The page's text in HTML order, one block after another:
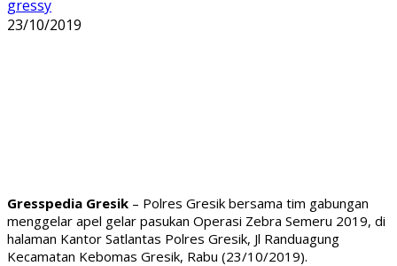
gressy
23/10/2019
Gresspedia Gresik – Polres Gresik bersama tim gabungan
menggelar apel gelar pasukan Operasi Zebra Semeru 2019, di
halaman Kantor Satlantas Polres Gresik, Jl Randuagung
Kecamatan Kebomas Gresik, Rabu (23/10/2019).